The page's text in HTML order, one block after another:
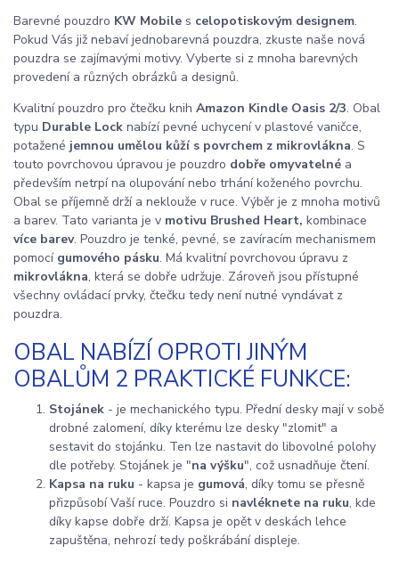
Barevné pouzdro KW Mobile s celopotiskovým designem.
Pokud Vás již nebaví jednobarevná pouzdra, zkuste naše nová
pouzdra se zajímavými motivy. Vyberte si z mnoha barevných
provedení a různých obrázků a designů.
Kvalitní pouzdro pro čtečku knih Amazon Kindle Oasis 2/3. Obal
typu Durable Lock nabízí pevné uchycení v plastové vaničce,
potažené jemnou umělou kůží s povrchem z mikrovlákna. S
touto povrchovou úpravou je pouzdro dobře omyvatelné a
především netrpí na olupování nebo trhání koženého povrchu.
Obal se příjemně drží a neklouže v ruce. Výběr je z mnoha motivů
a barev. Tato varianta je v motivu Brushed Heart, kombinace
více barev. Pouzdro je tenké, pevné, se zavíracím mechanismem
pomocí gumového pásku. Má kvalitní povrchovou úpravu z
mikrovlákna, která se dobře udržuje. Zároveň jsou přístupné
všechny ovládací prvky, čtečku tedy není nutné vyndávat z
pouzdra.
OBAL NABÍZÍ OPROTI JINÝM
OBALŮM 2 PRAKTICKÉ FUNKCE:
Stojánek - je mechanického typu. Přední desky mají v sobě
drobné zalomení, díky kterému lze desky "zlomit" a
sestavit do stojánku. Ten lze nastavit do libovolné polohy
dle potřeby. Stojánek je "na výšku", což usnadňuje čtení.
Kapsa na ruku - kapsa je gumová, díky tomu se přesně
přizpůsobí Vaší ruce. Pouzdro si navléknete na ruku, kde
díky kapse dobře drží. Kapsa je opět v deskách lehce
zapuštěna, nehrozí tedy poškrábání displeje.